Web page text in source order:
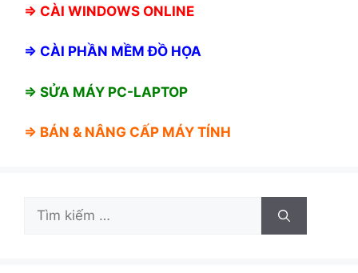
⇒ CÀI WINDOWS ONLINE
⇒ CÀI PHẦN MỀM ĐỒ HỌA
⇒ SỬA MÁY PC-LAPTOP
⇒ BÁN & NÂNG CẤP MÁY TÍNH
Tìm